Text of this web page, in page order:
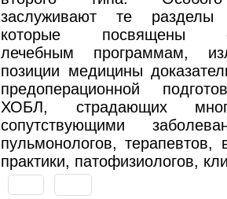
заслуживают те разделы
которые посвящены
лечебным программам,
позиции медицины
предоперационной
ХОБЛ, страдающих
сопутствующими
пульмонологов, терапевтов,
практики, патофизиологов,